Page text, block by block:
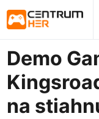
Demo
na